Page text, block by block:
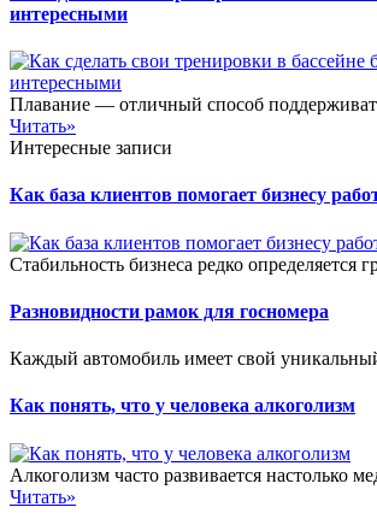
интересными
Плавание — отличный способ
Читать»
Интересные записи
Как база клиентов помогает бизнесу
Стабильность бизнеса редко определяется
Разновидности рамок для госномера
Каждый автомобиль имеет свой
Как понять, что у человека алкоголизм
Алкоголизм часто развивается настолько
Читать»